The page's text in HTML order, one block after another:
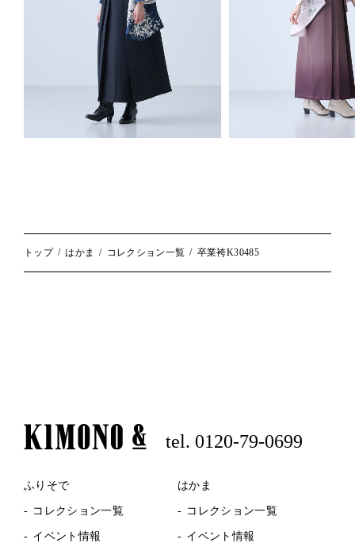
トップ はかま コレクション一覧 卒業袴K30485
tel. 0120-79-0699
ふりそで
コレクション一覧
イベント情報
はかま
コレクション一覧
イベント情報